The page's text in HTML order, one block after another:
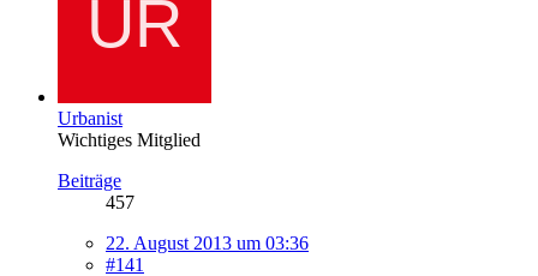
Urbanist
Wichtiges Mitglied
Beiträge
457
22. August 2013 um 03:36
#141